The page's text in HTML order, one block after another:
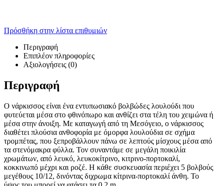
Πρόσθήκη στην λίστα επιθυμιών
Περιγραφή
Επιπλέον πληροφορίες
Αξιολογήσεις (0)
Περιγραφή
Ο νάρκισσος είναι ένα εντυπωσιακό βολβώδες λουλούδι που
φυτεύεται μέσα στο φθινόπωρο και ανθίζει στα τέλη του χειμώνα ή
μέσα στην άνοιξη. Με καταγωγή από τη Μεσόγειο, ο νάρκισσος
διαθέτει πλούσια ανθοφορία με όμορφα λουλούδια σε σχήμα
τρομπέτας, που ξεπροβάλλουν πάνω σε λεπτούς μίσχους μέσα από
τα στενόμακρα φύλλα. Τον συναντάμε σε μεγάλη ποικιλία
χρωμάτων, από λευκό, λευκοκίτρινο, κιτρινο-πορτοκαλί,
κοκκινωπό μέχρι και ροζέ. Η κάθε συσκευασία περιέχει 5 βολβούς
μεγέθους 10/12, δινόντας διχρωμα κίτρινα-πορτοκαλί άνθη. Το